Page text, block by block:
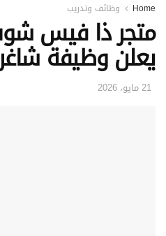
Home وظائف وتدريب
متجر ذا فيس
يعلن وظيفة
21 مايو، 2026